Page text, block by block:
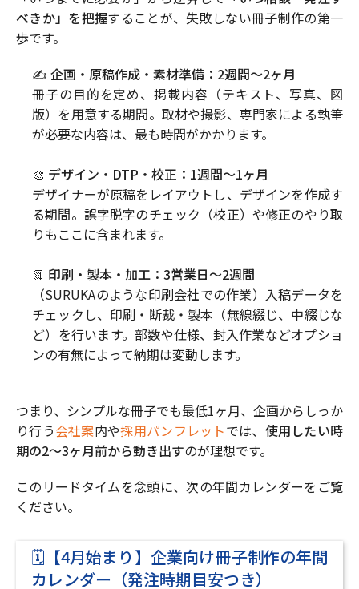
べきか」を把握することが、失敗しない冊子制作の第一
歩です。
✍️ 企画・原稿作成・素材準備：2週間〜2ヶ月
冊子の目的を定め、掲載内容（テキスト、写真、図
版）を用意する期間。取材や撮影、専門家による執筆
が必要な内容は、最も時間がかかります。
🎨 デザイン・DTP・校正：1週間〜1ヶ月
デザイナーが原稿をレイアウトし、デザインを作成す
る期間。誤字脱字のチェック（校正）や修正のやり取
りもここに含まれます。
📗 印刷・製本・加工：3営業日〜2週間
（SURUKAのような印刷会社での作業）入稿データを
チェックし、印刷・断裁・製本（無線綴じ、中綴じな
ど）を行います。部数や仕様、封入作業などオプショ
ンの有無によって納期は変動します。
つまり、シンプルな冊子でも最低1ヶ月、企画からしっか
り行う会社案内や採用パンフレットでは、 使用したい時
期の2〜3ヶ月前から動き出すのが理想です。
このリードタイムを念頭に、次の年間カレンダーをご覧
ください。
🗓️【4月始まり】企業向け冊子制作の年間
カレンダー（発注時期目安つき）